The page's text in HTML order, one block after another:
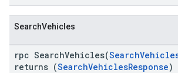
SearchVehicles
rpc SearchVehicles(
returns (SearchVehiclesResponse)